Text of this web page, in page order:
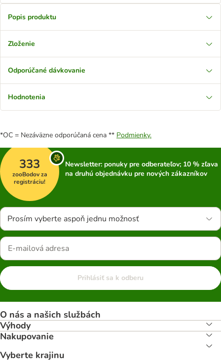
Popis produktu
Zloženie
Odporúčané dávkovanie
Hodnotenia
*OC = Nezáväzne odporúčaná cena ** Podmienky.
333
zooBodov za
registráciu!
Newsletter: ponuky pre odberateľov; 10 % zľava
na druhú objednávku pre nových zákazníkov
Prosím vyberte aspoň jednu možnosť
Prihlásiť sa k odberu
O nás a našich službách
Výhody
Nakupovanie
Vyberte krajinu